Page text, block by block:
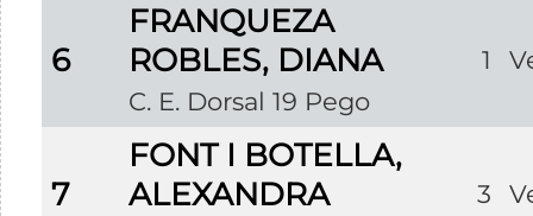
6
FRANQUEZA
ROBLES, DIANA
C. E. Dorsal 19 Pego
1
7
FONT I BOTELLA,
ALEXANDRA
3